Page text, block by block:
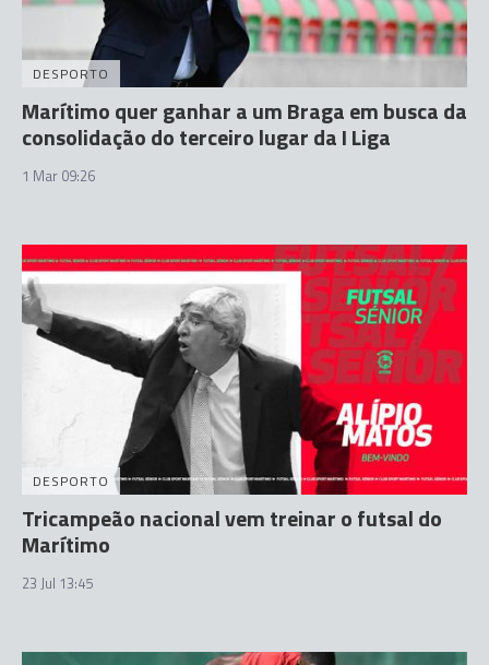
DESPORTO
Marítimo quer ganhar a um Braga em busca da
consolidação do terceiro lugar da I Liga
1 Mar 09:26
DESPORTO
Tricampeão nacional vem treinar o futsal do
Marítimo
23 Jul 13:45